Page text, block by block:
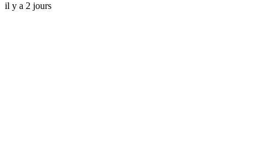
il y a 2 jours